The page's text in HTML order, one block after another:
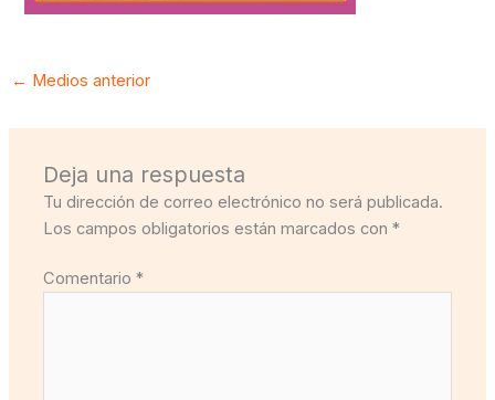
← Medios anterior
Deja una respuesta
Tu dirección de correo electrónico no será publicada.
Los campos obligatorios están marcados con*
Comentario*